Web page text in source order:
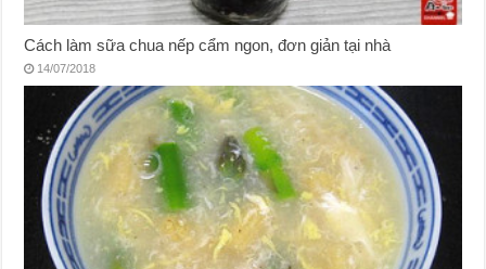
Cách làm sữa chua nếp cẩm ngon, đơn giản tại nhà
14/07/2018